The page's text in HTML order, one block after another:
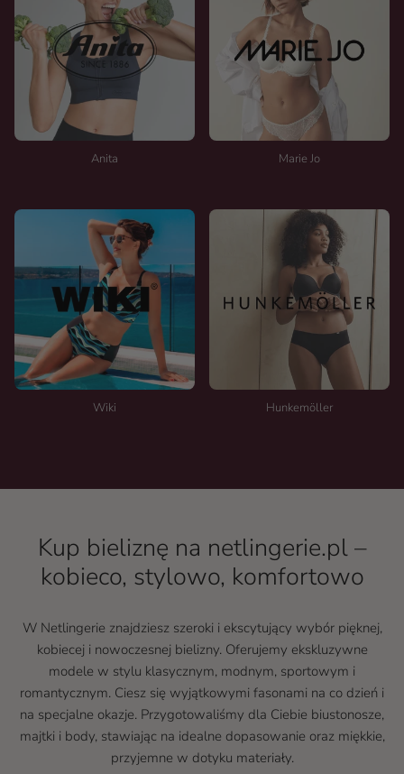
Anita Marie Jo
Wiki Hunkemöller
Kup bieliznę na netlingerie.pl –
kobieco, stylowo, komfortowo
W Netlingerie znajdziesz szeroki i ekscytujący wybór pięknej,
kobiecej i nowoczesnej bielizny. Oferujemy ekskluzywne
modele w stylu klasycznym, modnym, sportowym i
romantycznym. Ciesz się wyjątkowymi fasonami na co dzień i
na specjalne okazje. Przygotowaliśmy dla Ciebie biustonosze,
majtki i body, stawiając na idealne dopasowanie oraz miękkie,
przyjemne w dotyku materiały.